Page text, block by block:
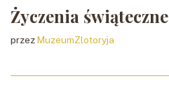
Życzenia świąteczne
przezMuzeumZlotoryja